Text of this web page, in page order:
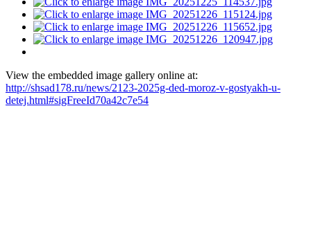
View the embedded image gallery online at:
http://shsad178.ru/news/2123-2025g-ded-moroz-v-gostyakh-u-
detej.html#sigFreeId70a42c7e54